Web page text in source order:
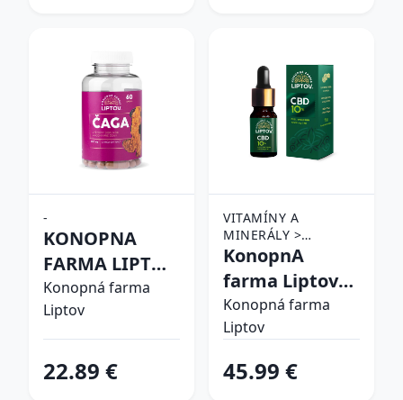
-
KONOPNA
FARMA LIPTOV
CAGA KAPSULE
60CPS
Konopná farma
Liptov
22.89 €
VITAMÍNY A
MINERÁLY >
DOPLNKY VÝŽIVY >
CBD PRODUKTY
KonopnA
farma Liptov
CBD OLEJ 10%
10ml
Konopná farma
Liptov
45.99 €